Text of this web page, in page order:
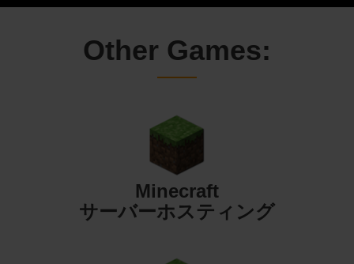
Other Games:
Minecraft
サーバーホスティング